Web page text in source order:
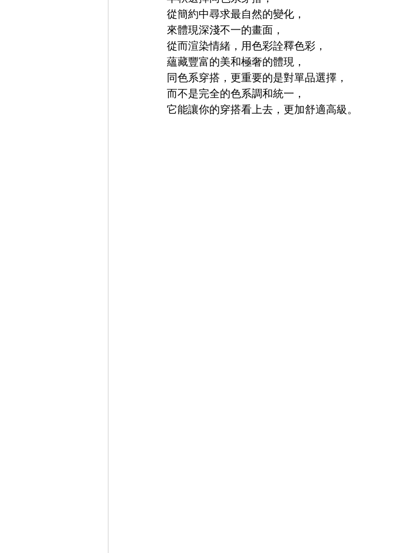
從簡約中尋求最自然的變化，
來體現深淺不一的畫面，
從而渲染情緒，用色彩詮釋色彩，
蘊藏豐富的美和極奢的體現，
同色系穿搭，更重要的是對單品選擇，
而不是完全的色系調和統一，
它能讓你的穿搭看上去，更加舒適高級。